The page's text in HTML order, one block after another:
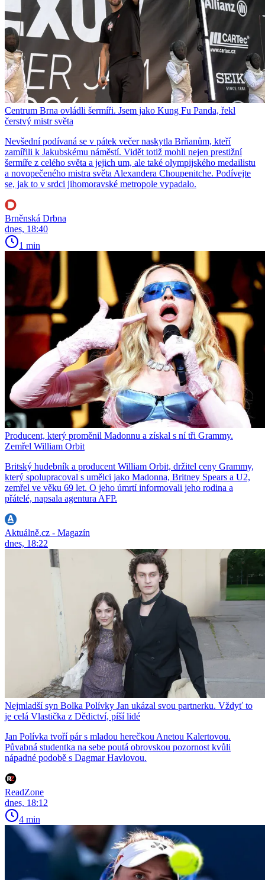
Centrum Brna ovládli šermíři. Jsem jako Kung Fu Panda, řekl
čerstvý mistr světa
Nevšední podívaná se v pátek večer naskytla Brňanům, kteří
zamířili k Jakubskému náměstí. Vidět totiž mohli nejen prestižní
šermíře z celého světa a jejich um, ale také olympijského medailistu
a novopečeného mistra světa Alexandera Choupenitche. Podívejte
se, jak to v srdci jihomoravské metropole vypadalo.
Brněnská Drbna
dnes, 18:40
1 min
Producent, který proměnil Madonnu a získal s ní tři Grammy.
Zemřel William Orbit
Britský hudebník a producent William Orbit, držitel ceny Grammy,
který spolupracoval s umělci jako Madonna, Britney Spears a U2,
zemřel ve věku 69 let. O jeho úmrtí informovali jeho rodina a
přátelé, napsala agentura AFP.
Aktuálně.cz - Magazín
dnes, 18:22
Nejmladší syn Bolka Polívky Jan ukázal svou partnerku. Vždyť to
je celá Vlastička z Dědictví, píší lidé
Jan Polívka tvoří pár s mladou herečkou Anetou Kalertovou.
Půvabná studentka na sebe poutá obrovskou pozornost kvůli
nápadné podobě s Dagmar Havlovou.
ReadZone
dnes, 18:12
4 min